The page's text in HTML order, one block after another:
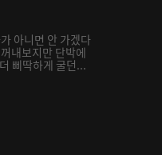
아니면 안 가겠다
내보지만 단박에
삐딱하게 굴던...